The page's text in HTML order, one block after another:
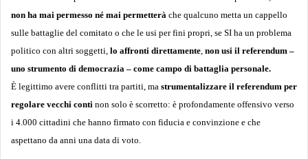
non ha mai permesso né mai permetterà che qualcuno metta un cappello
sulle battaglie del comitato o che le usi per fini propri, se SI ha un problema
politico con altri soggetti, lo affronti direttamente non usi il referendum –
uno strumento di democrazia – come campo di battaglia personale.
È legittimo avere conflitti tra partiti, ma strumentalizzare il referendum per
regolare vecchi conti non solo è scorretto: è profondamente offensivo verso
i 4.000 cittadini che hanno firmato con fiducia e convinzione e che
aspettano da anni una data di voto.